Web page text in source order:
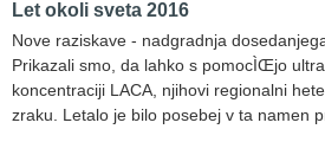
Let okoli sveta 2016
Nove raziskave - nadgradnja
Prikazali smo, da lahko s pomocÌŒjo
koncentraciji LACA, njihovi regionalni
zraku. Letalo je bilo posebej v ta namen